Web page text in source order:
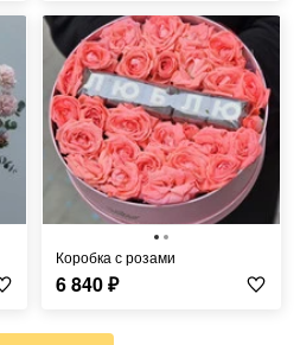
коробка с розами
6 840₽